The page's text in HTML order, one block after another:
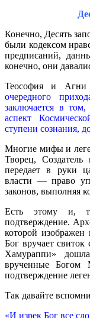
Конечно, Десять
были кодексом
предписаний,
конечно, они
Теософия и
очередного
заключается в
аспект
ступени сознания,
Многие мифы и
Творец,
передает в руки
власти — право
законов, выполняя
Есть этому и, так
подтверждение.
которой
Бог вручает свиток
Хамураппи»
врученные
подтверждение
Так давайте
«И изрек Бог все